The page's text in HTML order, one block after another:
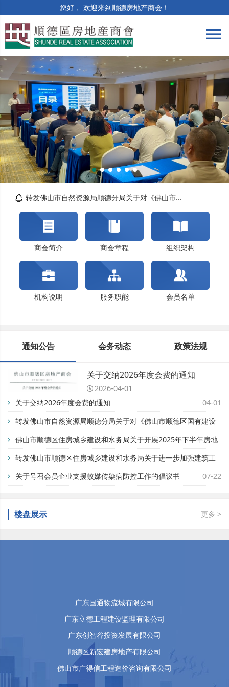
您好， 欢迎来到顺德房地产商会！
menu
筑牢合规防线 | 竣工验收与保修阶段法律风险...
精准解读提质效 | 房土两税专题培训顺利举办
智造好房子，AI技术重构房产营销新生态
关于交纳2026年度会费的通知
转发佛山市自然资源局顺德分局关于对《佛山市...
佛山市顺德区住房城乡建设和水务局关于开展202...
关于交纳2024年度会费的通知
商会简介 商会章程 组织架构
机构说明 服务职能 会员名单
通知公告 会务动态 政策法规
关于交纳2026年度会费的通知
2026-04-01
关于交纳2026年度会费的通知
04-01
转发佛山市自然资源局顺德分局关于对《佛山市顺德区国有建设
用地开竣工管理办法》公平竞争审查征求公众意见的公告【佛自
然资顺告〔2025〕93号】
11-28
佛山市顺德区住房城乡建设和水务局关于开展2025年下半年房地
产市场专项检查的通知
08-28
转发佛山市顺德区住房城乡建设和水务局关于进一步加强建筑工
地蚊媒传染病疫情防控工作的通知
07-29
关于号召会员企业支援蚊媒传染病防控工作的倡议书 07-22
楼盘展示 更多 >
佛山市顺德区万晴房地产有限公司
企业献爱心，协力抗疫情（十一）
企业献爱心，协力抗疫情（十）
企业献爱心，协力抗疫情（九）
企业献爱心，协力抗疫情（八）
企业献爱心，协力抗疫情（七）
企业献爱心，协力抗疫情（六）
广东国通物流城有限公司
广东立德工程建设监理有限公司
广东创智谷投资发展有限公司
顺德区新宏建房地产有限公司
佛山市广得信工程造价咨询有限公司
广东东逸湾物业发展有限公司